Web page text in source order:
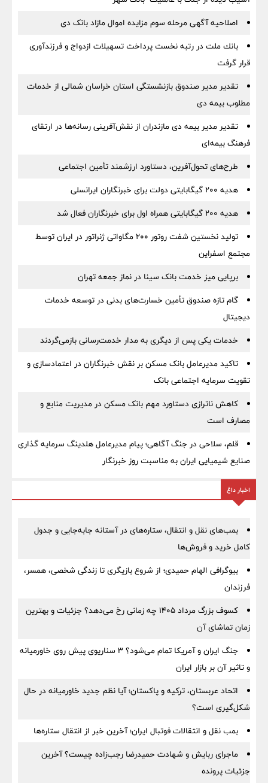
اصلاحیه آگهی مرحله سوم مزایده اموال مازاد بانک دی
بانك ملت در رتبه نخست پرداخت تسهیلات ازدواج و فرزندآوری
قرار گرفت
تقدیر مدیر صندوق بازنشستگی استان خراسان شمالی از خدمات
مطلوب بیمه دی
تقدیر مدیر بیمه دی مازندران از نقش‌آفرینی رسانه‌ها در ارتقای
فرهنگ بیمه‌ای
طرح‌های تحول‌آفرین، دستاورد ارزشمند تأمین اجتماعی
هدیه ۲۰۰ گیگابایتی دولت برای خبرنگاران ایرانسلی
هدیه ۲۰۰ گیگابایتی همراه اول برای خبرنگاران فعال شد
تولید نخستین شفت روتور ۲۰۰ مگاواتی ژنراتور در ایران توسط
مجتمع اسفراین
برپایی میز خدمت بانک سینا در نماز جمعه تهران
گام تازه صندوق تأمین خسارت‌های بدنی در توسعه خدمات
دیجیتال
خدمات یکی پس از دیگری به مدار خدمت‌رسانی بازمی‌گردند
تاکید مدیرعامل بانک مسکن بر نقش خبرنگاران در اعتمادسازی و
تقویت سرمایه اجتماعی بانک
کاهش ناترازی دستاورد مهم بانک مسکن در مدیریت منابع و
مصارف است
قلم، سلاحی در جنگ آگاهی؛ پیام مدیرعامل هلدینگ سرمایه گذاری
صنایع شیمیایی ایران به مناسبت روز خبرنگار
اخبار داغ
بمب‌های نقل و انتقال، ستاره‌های در آستانه جابه‌جایی و جدول
کامل خرید و فروش‌ها
بیوگرافی الهام حمیدی؛ از شروع بازیگری تا زندگی شخصی، همسر،
فرزندان
کسوف بزرگ مرداد ۱۴۰۵ چه زمانی رخ می‌دهد؟ جزئیات و بهترین
زمان تماشای آن
جنگ ایران و آمریکا تمام می‌شود؟ ۳ سناریوی پیش روی خاورمیانه
و تاثیر آن بر بازار ایران
اتحاد عربستان، ترکیه و پاکستان؛ آیا نظم جدید خاورمیانه در حال
شکل‌گیری است؟
بمب نقل‌ و انتقالات فوتبال ایران؛ آخرین خبر از انتقال ستاره‌ها
ماجرای ربایش و شهادت حمیدرضا رجب‌زاده چیست؟ آخرین
جزئیات پرونده